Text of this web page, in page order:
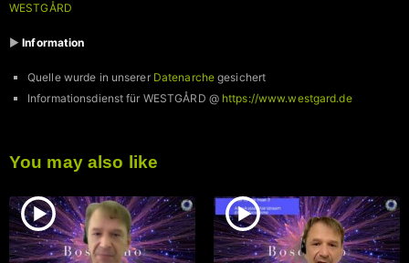
WESTGÅRD
►Information
Quelle wurde in unserer Datenarchegesichert
Informationsdienst für WESTGÅRD @ https://www.westgard.de
You may also like